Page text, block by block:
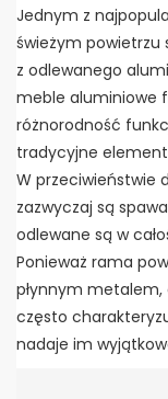
Jednym z
świeżym powietrzu
z odlewanego
meble aluminiowe
różnorodność
tradycyjne
W przeciwieństwie
zazwyczaj są
odlewane są w
Ponieważ rama
płynnym metalem,
często
nadaje im